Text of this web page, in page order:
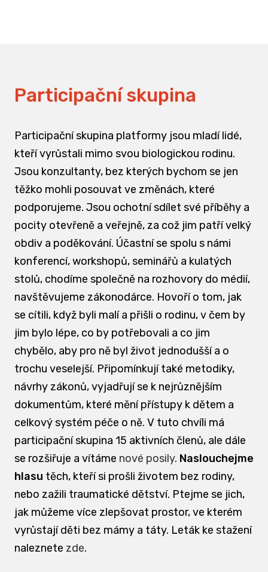
Participační skupina
Participační skupina platformy jsou mladí lidé,
kteří vyrůstali mimo svou biologickou rodinu.
Jsou konzultanty, bez kterých bychom se jen
těžko mohli posouvat ve změnách, které
podporujeme. Jsou ochotní sdílet své příběhy a
pocity otevřeně a veřejně, za což jim patří velký
obdiv a poděkování. Účastní se spolu s námi
konferencí, workshopů, seminářů a kulatých
stolů, chodíme společně na rozhovory do médií,
navštěvujeme zákonodárce. Hovoří o tom, jak
se cítili, když byli malí a přišli o rodinu, v čem by
jim bylo lépe, co by potřebovali a co jim
chybělo, aby pro ně byl život jednodušší a o
trochu veselejší. Připomínkují také metodiky,
návrhy zákonů, vyjadřují se k nejrůznějším
dokumentům, které mění přístupy k dětem a
celkový systém péče o ně. V tuto chvíli má
participační skupina 15 aktivních členů, ale dále
se rozšiřuje a vítáme nové posily. Naslouchejme
hlasu těch, kteří si prošli životem bez rodiny,
nebo zažili traumatické dětství. Ptejme se jich,
jak můžeme více zlepšovat prostor, ve kterém
vyrůstají děti bez mámy a táty. Leták ke stažení
naleznete zde.